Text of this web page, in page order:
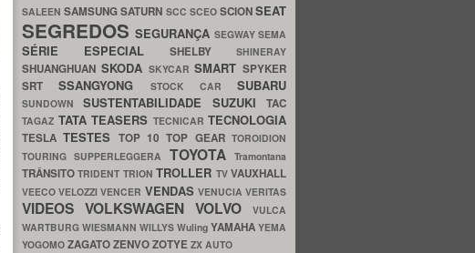
SALEENSAMSUNGSATURN SCC SCEO SCIONSEAT
SEGREDOSSEGURANÇA SEGWAYSEMA
SÉRIE ESPECIAL SHELBY SHINERAY
SHUANGHUAN SKODA SKYCARSMART SPYKER
SRTSSANGYONG STOCK CAR SUBARU
SUNDOWNSUSTENTABILIDADE SUZUKITAC
TAGAZ TATA TEASERS TECNICAR TECNOLOGIA
TESLATESTES TOP 10TOP GEARTOROIDION
TOURING SUPPERLEGGERA TOYOTATramontana
TRÂNSITOTRIDENT TRIONTROLLER TVVAUXHALL
VEECOVELOZZIVENCER VENDAS VENUCIAVERITAS
VIDEOS VOLKSWAGEN VOLVO
VULCA
WARTBURG WIESMANN WILLYS Wuling YAMAHA YEMA
YOGOMO ZAGATOZENVOZOTYE ZX AUTO